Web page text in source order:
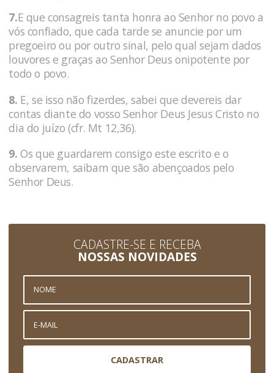
7.E que consagreis tanta honra ao Senhor no povo a
vós confiado, que cada tarde se anuncie por um
pregoeiro ou por outro sinal, pelo qual sejam dados
louvores e graças ao Senhor Deus onipotente por
todo o povo.
8. E, se isso não fizerdes, sabei que devereis dar
contas diante do vosso Senhor Deus Jesus Cristo no
dia do juízo (cfr. Mt 12,36).
9. Os que guardarem consigo este escrito e o
observarem, saibam que são abençoados pelo
Senhor Deus.
CADASTRE-SE E RECEBA
NOSSAS NOVIDADES
CADASTRAR